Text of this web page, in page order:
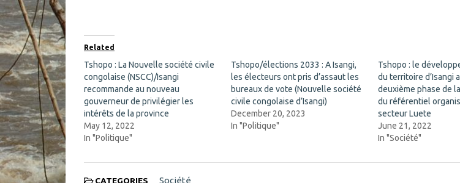
b
o
o
k
(
O
p
e
n
i
n
e
i
d
i
n
n
e
w
w
n
d
w
Related
Tshopo : La Nouvelle société civile
congolaise (NSCC)/Isangi
recommande au nouveau
gouverneur de privilégier les
intérêts de la province
May 12, 2022
In "Politique"
Tshopo/élections 2033 : A Isangi,
les électeurs ont pris d’assaut les
bureaux de vote (Nouvelle société
civile congolaise d’Isangi)
December 20, 2023
In "Politique"
Tshopo : le
du territoire d’Isangi
deuxième phase de
du référentiel
secteur Luete
June 21, 2022
In "Société"
CATEGORIES Société